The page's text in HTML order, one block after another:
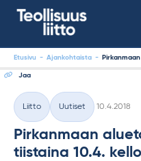
Etusivu - Ajankohtaista -
Jaa
Kategoriat
Liitto Uutiset
10.4.2018
Pirkanmaan
tiistaina 10.4.